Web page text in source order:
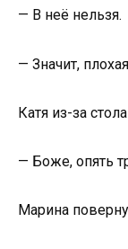
— В неё нельзя.
— Значит,
Катя из-за
— Боже, опять
Марина